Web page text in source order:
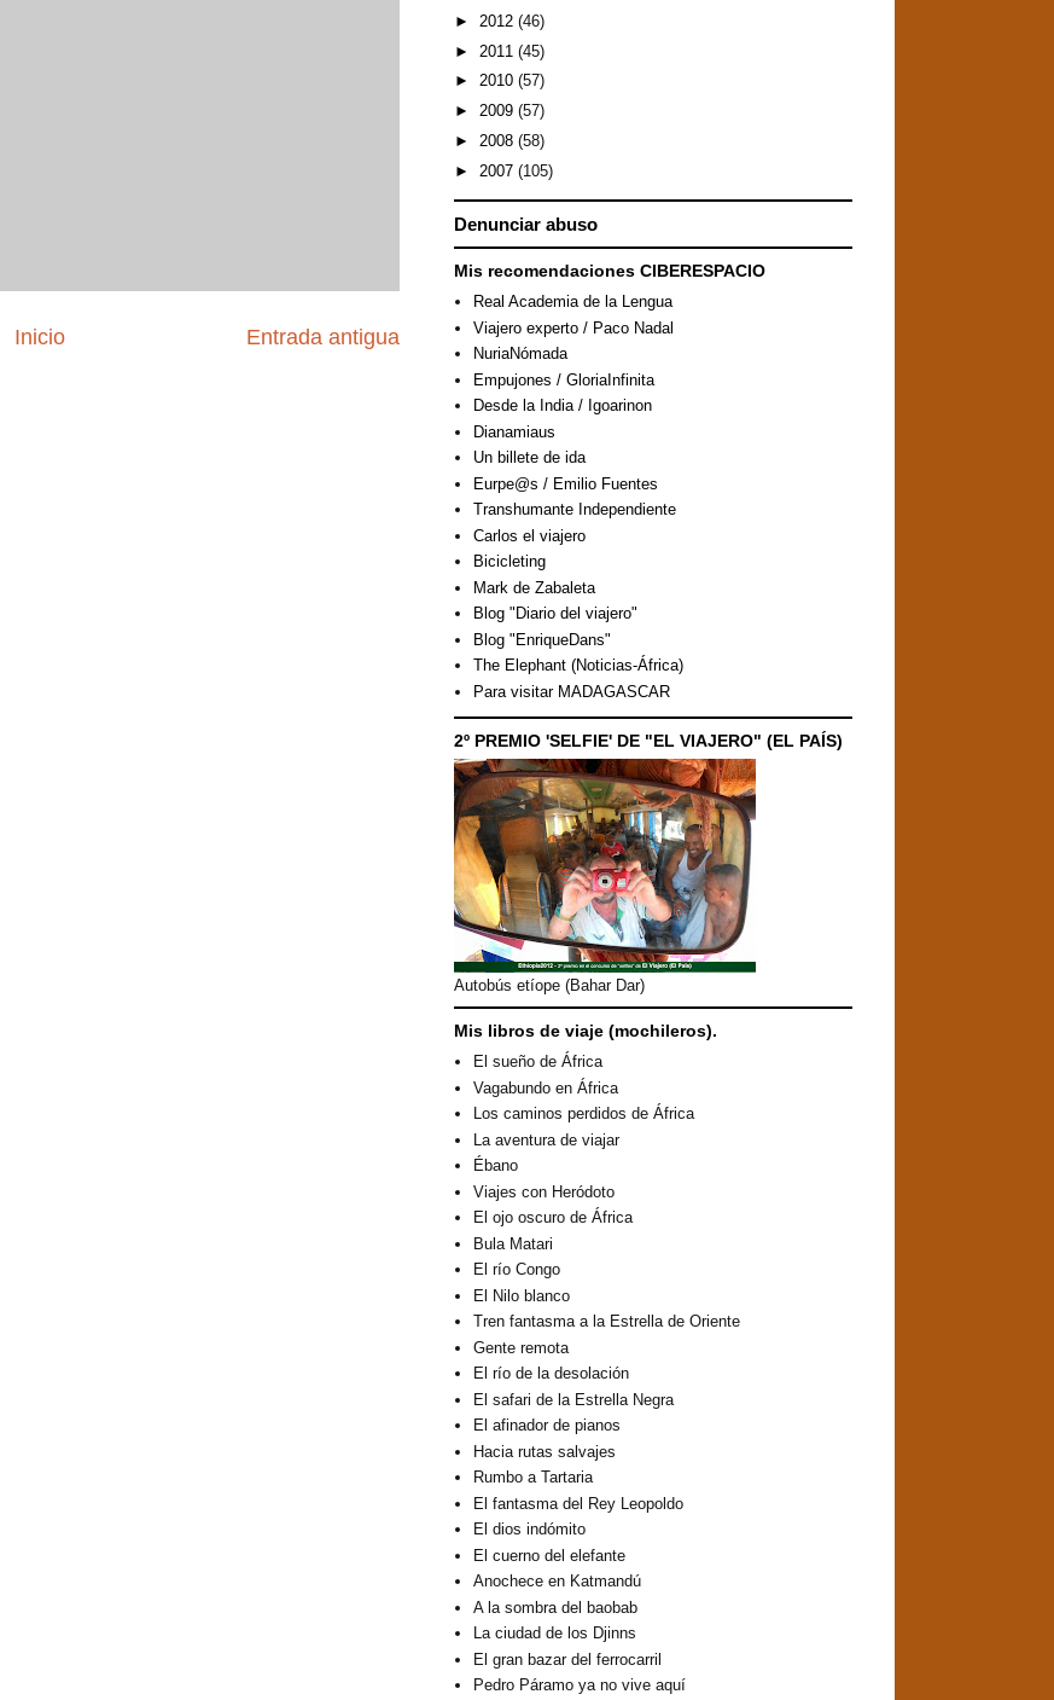
Entrada antigua
Inicio
► 2012 (46)
► 2011 (45)
► 2010 (57)
► 2009 (57)
► 2008 (58)
► 2007 (105)
Denunciar abuso
Mis recomendaciones CIBERESPACIO
Real Academia de la Lengua
Viajero experto / Paco Nadal
NuriaNómada
Empujones / GloriaInfinita
Desde la India / Igoarinon
Dianamiaus
Un billete de ida
Eurpe@s / Emilio Fuentes
Transhumante Independiente
Carlos el viajero
Bicicleting
Mark de Zabaleta
Blog "Diario del viajero"
Blog "EnriqueDans"
The Elephant (Noticias-África)
Para visitar MADAGASCAR
2º PREMIO 'SELFIE' DE "EL VIAJERO" (EL PAÍS)
Autobús etíope (Bahar Dar)
Mis libros de viaje (mochileros).
El sueño de África
Vagabundo en África
Los caminos perdidos de África
La aventura de viajar
Ébano
Viajes con Heródoto
El ojo oscuro de África
Bula Matari
El río Congo
El Nilo blanco
Tren fantasma a la Estrella de Oriente
Gente remota
El río de la desolación
El safari de la Estrella Negra
El afinador de pianos
Hacia rutas salvajes
Rumbo a Tartaria
El fantasma del Rey Leopoldo
El dios indómito
El cuerno del elefante
Anochece en Katmandú
A la sombra del baobab
La ciudad de los Djinns
El gran bazar del ferrocarril
Pedro Páramo ya no vive aquí